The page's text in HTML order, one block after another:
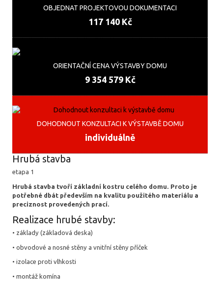
OBJEDNAT PROJEKTOVOU DOKUMENTACI
117 140 Kč
ORIENTAČNÍ CENA VÝSTAVBY DOMU
9 354 579 Kč
DOHODNOUT KONZULTACI K VÝSTAVBĚ DOMU
individuálně
Hrubá stavba
etapa 1
Hrubá stavba tvoří základní kostru celého domu. Proto je
potřebné dbát především na kvalitu použitého materiálu a
preciznost provedených prací.
Realizace hrubé stavby:
• základy (základová deska)
• obvodové a nosné stěny a vnitřní stěny příček
• izolace proti vlhkosti
• montáž komína